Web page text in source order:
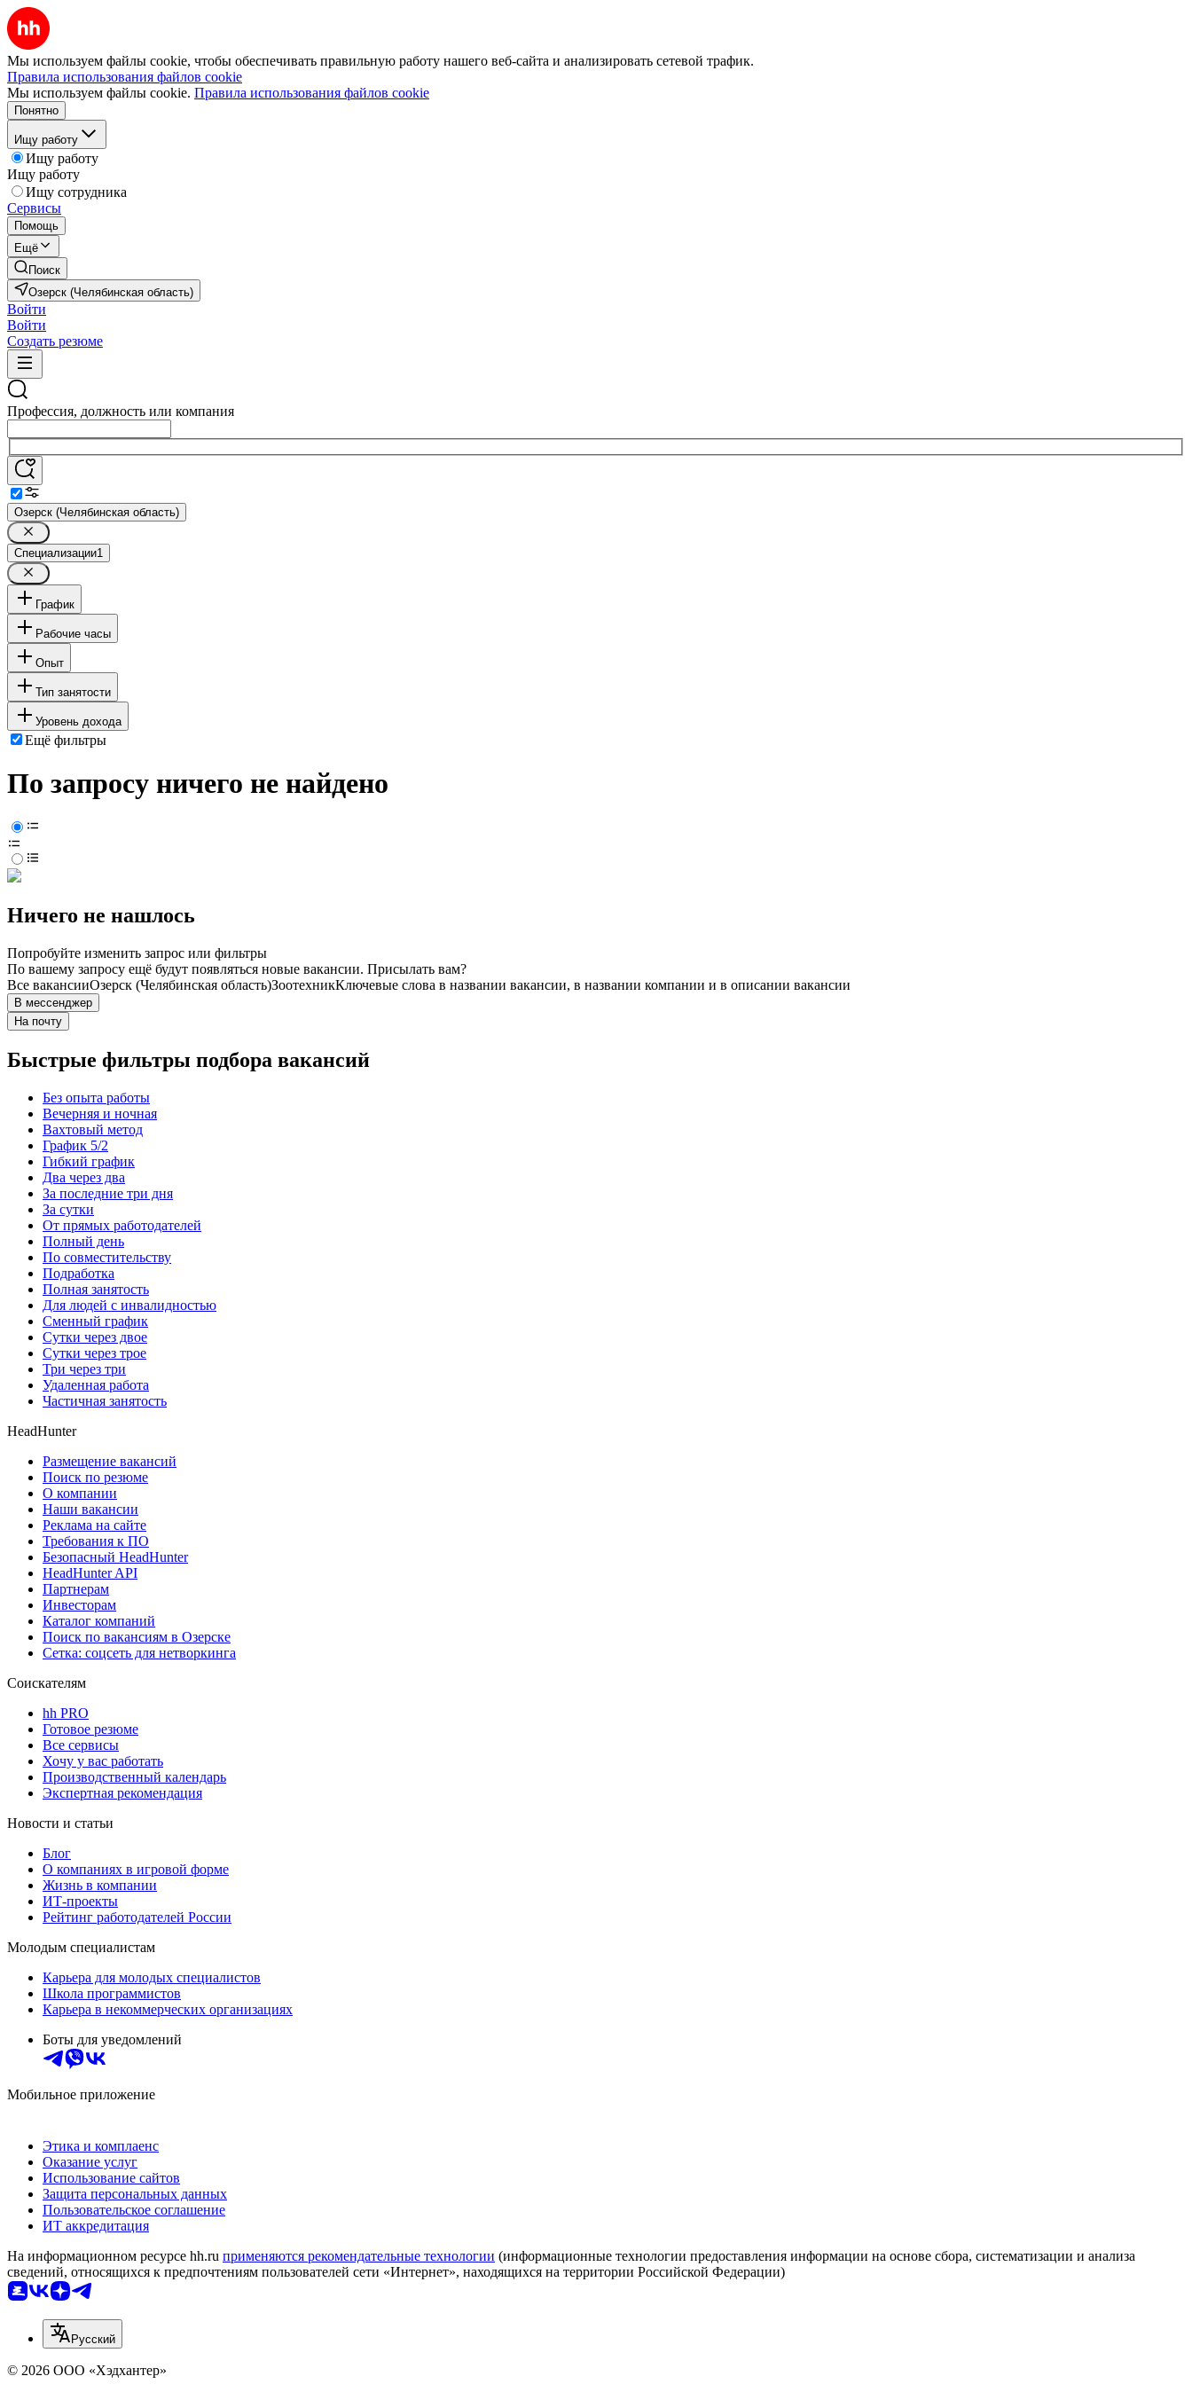
Мы используем файлы cookie, чтобы обеспечивать правильную работу нашего веб-сайта и анализировать сетевой трафик.
Правила использования файлов cookie
Мы используем файлы cookie. Правила использования файлов cookie
Понятно
Ищу работу
Ищу работу
Ищу работу
Ищу сотрудника
Сервисы
Помощь
Ещё
Поиск
Озерск (Челябинская область)
Войти
Войти
Создать резюме
Профессия, должность или компания
Озерск (Челябинская область)
Специализации1
График
Рабочие часы
Опыт
Тип занятости
Уровень дохода
Ещё фильтры
По запросу ничего не найдено
Ничего не нашлось
Попробуйте изменить запрос или фильтры
По вашему запросу ещё будут появляться новые вакансии. Присылать вам?
Все вакансииОзерск (Челябинская область)ЗоотехникКлючевые слова в названии вакансии, в названии компании и в описании вакансии
В мессенджер
На почту
Быстрые фильтры подбора вакансий
Без опыта работы
Вечерняя и ночная
Вахтовый метод
График 5/2
Гибкий график
Два через два
За последние три дня
За сутки
От прямых работодателей
Полный день
По совместительству
Подработка
Полная занятость
Для людей с инвалидностью
Сменный график
Сутки через двое
Сутки через трое
Три через три
Удаленная работа
Частичная занятость
HeadHunter
Размещение вакансий
Поиск по резюме
О компании
Наши вакансии
Реклама на сайте
Требования к ПО
Безопасный HeadHunter
HeadHunter API
Партнерам
Инвесторам
Каталог компаний
Поиск по вакансиям в Озерске
Сетка: соцсеть для нетворкинга
Соискателям
hh PRO
Готовое резюме
Все сервисы
Хочу у вас работать
Производственный календарь
Экспертная рекомендация
Новости и статьи
Блог
О компаниях в игровой форме
Жизнь в компании
ИТ-проекты
Рейтинг работодателей России
Молодым специалистам
Карьера для молодых специалистов
Школа программистов
Карьера в некоммерческих организациях
Боты для уведомлений
Мобильное приложение
Этика и комплаенс
Оказание услуг
Использование сайтов
Защита персональных данных
Пользовательское соглашение
ИТ аккредитация
На информационном ресурсе hh.ru применяются рекомендательные технологии (информационные технологии предоставления информации на основе сбора, систематизации и анализа
сведений, относящихся к предпочтениям пользователей сети «Интернет», находящихся на территории Российской Федерации)
Русский
© 2026 ООО «Хэдхантер»